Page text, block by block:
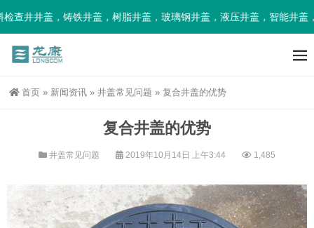
井井盖，铸铁井盖，树脂井盖，玻璃钢井盖，液压井盖，智能井盖，
首页 » 新闻资讯 » 井盖常见问题 » 复合井盖的优势
复合井盖的优势
井盖常见问题 2019年10月14日 上午3:44 1,485